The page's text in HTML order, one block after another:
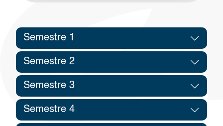
Semestre 1
Semestre 2
Semestre 3
Semestre 4